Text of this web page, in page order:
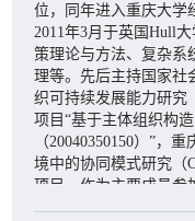
高波,余素霞（学生）.
影响:科技进步与对策
高波,秦学成（学生）.
法:统计与决策
高波,商科学生系统思
11
高波,秦学成（学生）.
究:管理现代化
位，同年进入重庆大学
2011年3月于英国Hull
策理论与方法、复杂系
理等。先后主持国家社
织可持续发展能力研究
项目“基于主体组织构
（20040350150）”，
境中的协同模式研究（
项目。作为主要成员参
合同的联合决策研究